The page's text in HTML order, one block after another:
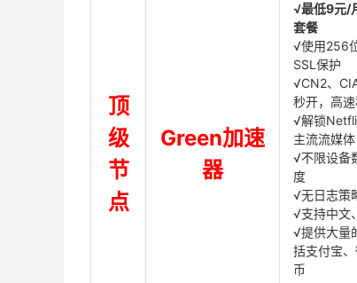
顶
级
节
点
Green加速
器
√最低9元/
套餐
√使用256
SSL保护
√CN2、
秒开，高
√解锁
主流流媒体
√不限设备
度
√无日志策
√支持中文
√提供大量
括支付宝
币